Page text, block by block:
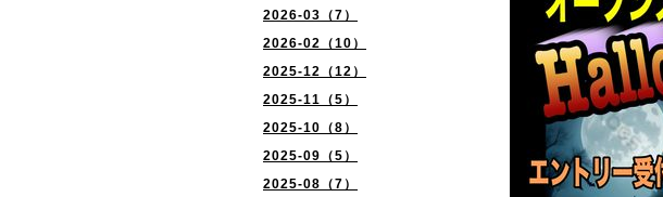
2026-03（7）
2026-02（10）
2025-12（12）
2025-11（5）
2025-10（8）
2025-09（5）
2025-08（7）